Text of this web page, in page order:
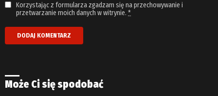
Korzystając z formularza zgadzam się na przechowywanie i
przetwarzanie moich danych w witrynie. *
Może Ci się spodobać